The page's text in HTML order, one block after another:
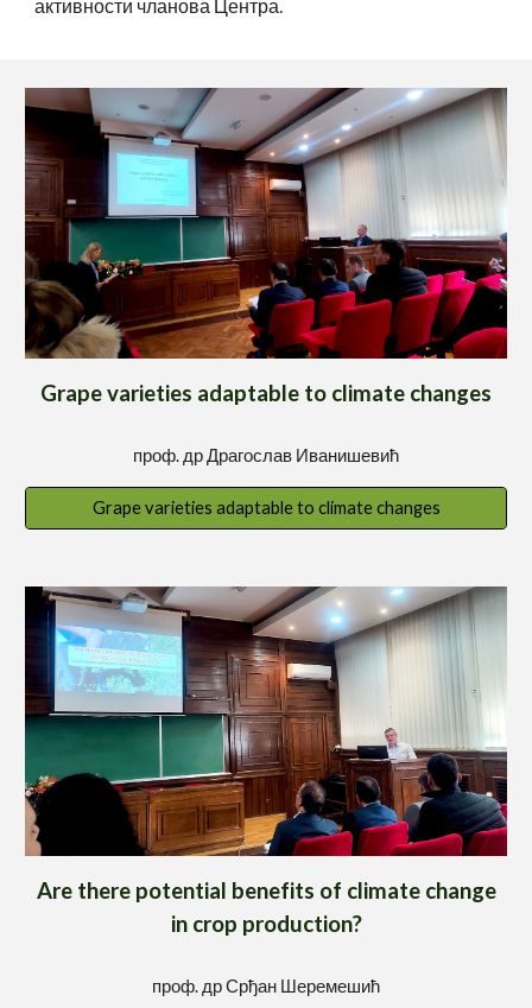
активности чланова Центра.
Grape varieties adaptable to climate changes
проф. др Драгослав Иванишевић
Grape varieties adaptable to climate changes
Are there potential benefits of climate change
in crop production?
проф. дрСрђан Шеремешић